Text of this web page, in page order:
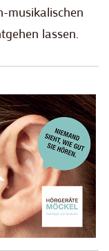
musikalischen
lassen.